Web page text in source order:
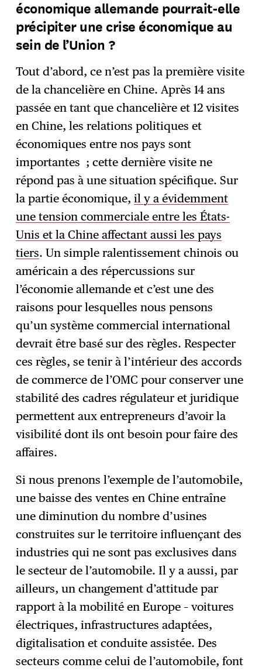
économique allemande pourrait-elle
précipiter une crise économique au
sein de l’Union ?
Tout d’abord, ce n’est pas la première visite
de la chancelière en Chine. Après 14 ans
passée en tant que chancelière et 12 visites
en Chine, les relations politiques et
économiques entre nos pays sont
importantes ; cette dernière visite ne
répond pas à une situation spécifique. Sur
la partie économique,il y a évidemment
une tension commerciale entre les États-
Unis et la Chine affectant aussi les pays
tiers. Un simple ralentissement chinois ou
américain a des répercussions sur
l’économie allemande et c’est une des
raisons pour lesquelles nous pensons
qu’un système commercial international
devrait être basé sur des règles. Respecter
ces règles, se tenir à l’intérieur des accords
de commerce de l’OMC pour conserver une
stabilité des cadres régulateur et juridique
permettent aux entrepreneurs d’avoir la
visibilité dont ils ont besoin pour faire des
affaires.
Si nous prenons l’exemple de l’automobile,
une baisse des ventes en Chine entraîne
une diminution du nombre d’usines
construites sur le territoire influençant des
industries qui ne sont pas exclusives dans
le secteur de l’automobile. Il y a aussi, par
ailleurs, un changement d’attitude par
rapport à la mobilité en Europe – voitures
électriques, infrastructures adaptées,
digitalisation et conduite assistée. Des
secteurs comme celui de l’automobile, font